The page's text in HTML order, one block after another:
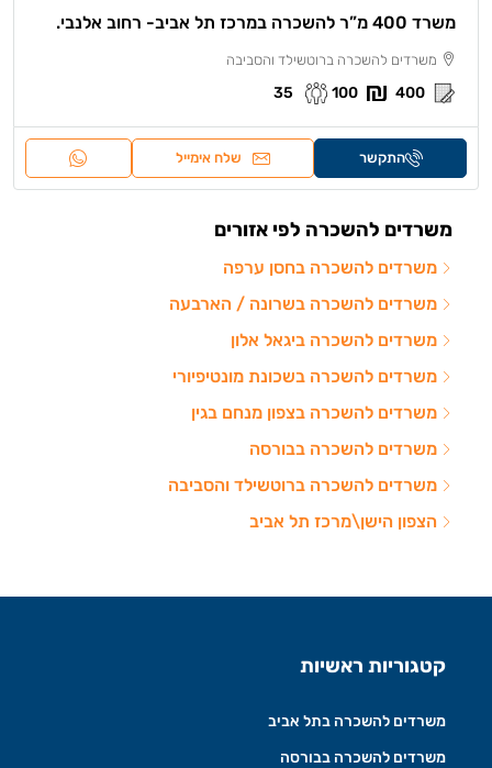
משרד 400 מ”ר להשכרה במרכז תל אביב- רחוב אלנבי.
משרדים להשכרה ברוטשילד והסביבה
400
100
35
התקשר שלח אימייל
משרדים להשכרה לפי אזורים
משרדים להשכרה בחסן ערפה
משרדים להשכרה בשרונה / הארבעה
משרדים להשכרה ביגאל אלון
משרדים להשכרה בשכונת מונטיפיורי
משרדים להשכרה בצפון מנחם בגין
משרדים להשכרה בבורסה
משרדים להשכרה ברוטשילד והסביבה
הצפון הישן\מרכז תל אביב
קטגוריות ראשיות
משרדים להשכרה בתל אביב
משרדים להשכרה בבורסה